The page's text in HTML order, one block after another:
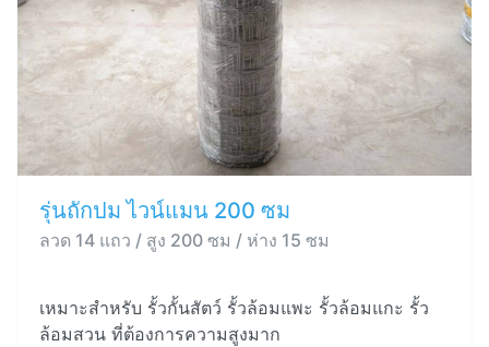
รุ่นถักปม ไวน์แมน 200 ซม
ลวด 14 แถว / สูง 200 ซม / ห่าง 15 ซม
เหมาะสำหรับ รั้วกั้นสัตว์ รั้วล้อมแพะ รั้วล้อมแกะ รั้ว
ล้อมสวน ที่ต้องการความสูงมาก